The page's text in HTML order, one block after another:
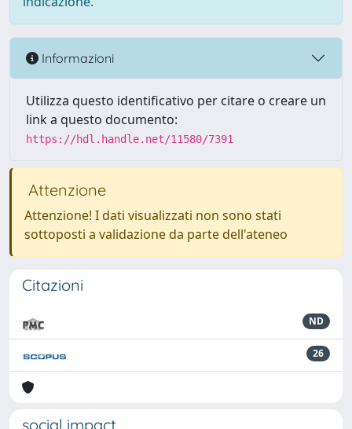
Informazioni
Utilizza questo identificativo per citare o creare un
link a questo documento:
https://hdl.handle.net/11580/7391
Attenzione
Attenzione! I dati visualizzati non sono stati
sottoposti a validazione da parte dell'ateneo
Citazioni
ND
26
social impact